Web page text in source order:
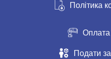
Політика
Оплата
Подати